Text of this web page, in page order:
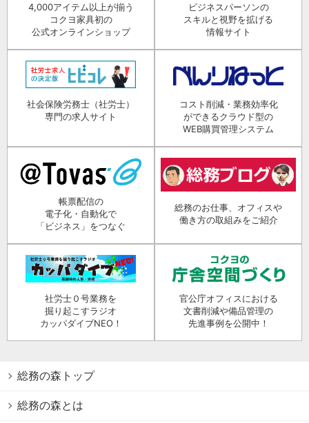
4,000アイテム以上が揃う
コクヨ家具初の
公式オンラインショップ
ビジネスパーソンの
スキルと視野を拡げる
情報サイト
社会保険労務士（社労士）
専門の求人サイト
コスト削減・業務効率化
ができるクラウド型の
WEB購買管理システム
帳票配信の
電子化・自動化で
「ビジネス」をつなぐ
総務のお仕事、オフィスや
働き方の取組みをご紹介
社労士０号業務を
掘り起こすラジオ
カッパダイブNEO！
官公庁オフィスにおける
文書削減や備品管理の
先進事例を公開中！
総務の森トップ
総務の森とは